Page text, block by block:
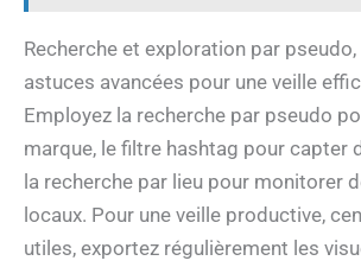
Recherche et exploration par
astuces avancées pour une veille
Employez la recherche par pseudo
marque, le filtre hashtag pour capter
la recherche par lieu pour monitorer
locaux. Pour une veille productive,
utiles, exportez régulièrement les